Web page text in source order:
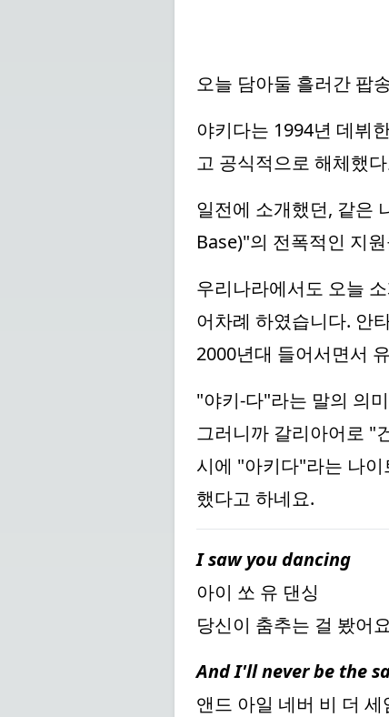
오늘 담아둘 흘러간 팝
야키다는 1994년 데뷔
고 공식적으로 해체했
일전에 소개했던, 같은
Base)"의 전폭적인 지
우리나라에서도 오늘
어차례 하였습니다. 안
2000년대 들어서면서
"야키-다"라는 말의 의
그러니까 갈리아어로 "
시에 "아키다"라는 나
했다고 하네요.
I saw you dancing
아이 쏘 유 댄싱
당신이 춤추는 걸 봤어
And I'll never be the
앤드 아일 네버 비 더